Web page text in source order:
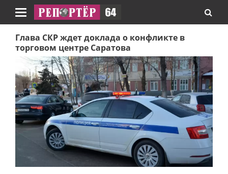
Навигация
Глава СКР ждет доклада о конфликте в
торговом центре Саратова